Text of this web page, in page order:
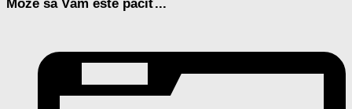
Môže sa Vám ešte páčiť...